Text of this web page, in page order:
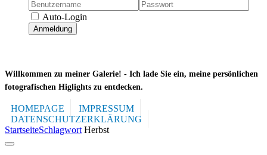
Auto-Login
Anmeldung
Willkommen zu meiner Galerie! - Ich lade Sie ein, meine persönlichen
fotografischen Higlights zu entdecken.
HOMEPAGE
IMPRESSUM
DATENSCHUTZERKLÄRUNG
StartseiteSchlagwort Herbst